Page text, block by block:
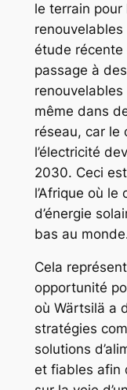
le terrain pour
étude récente
passage à
même dans
réseau, car le
l’électricité
2030. Ceci
l’Afrique où
d’énergie
bas au
Cela
opportunité
où Wärtsilä a
stratégies
solutions
et fiables afin